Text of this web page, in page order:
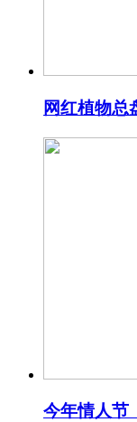
网红植物总
今年情人节